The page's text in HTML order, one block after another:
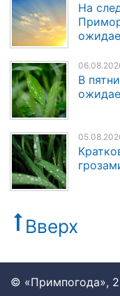
На
В
Вверх
© «Примпогода»,